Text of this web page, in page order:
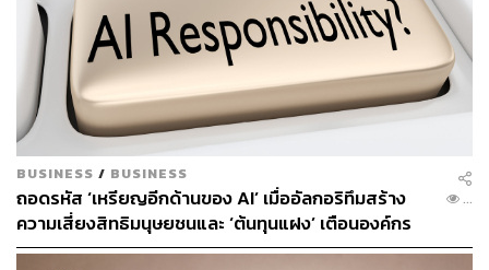
ABOUT THE AUTHOR
ณรงค์กร มโนจันทร์เพ็ญ
Content Creator กองบรรณาธิการข่าว THE
STANDARD
BUSINESS / BUSINESS
ถอดรหัส ‘เหรียญอีกด้านของ AI’ เมื่ออัลกอริทึมสร้าง
ความเสี่ยงสิทธิมนุษยชนและ ‘ต้นทุนแฝง’ เตือนองค์กร
ระวังกับดักอคติเชิงระบบ ก่อนกระทบมูลค่าแบรนด์ระยะ
...